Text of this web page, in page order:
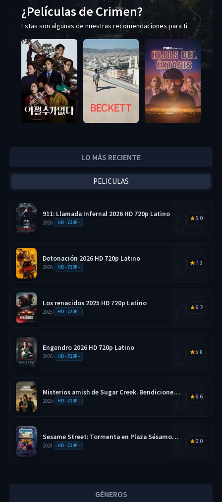
¿Películas de Crimen?
Estas son algunas de nuestras recomendaciones para ti.
LO MÁS RECIENTE
PELICULAS
911: Llamada Infernal 2026 HD 720p Latino
2026• HD - 720P -
5.0
Detonación 2026 HD 720p Latino
2026• HD - 720P -
7.3
Los renacidos 2025 HD 720p Latino
2025• HD - 720P -
6.2
Engendro 2026 HD 720p Latino
2026• HD - 720P -
5.8
Misterios amish de Sugar Creek. Bendiciones
disfrazadas 2025 HD 720p Latino
2025• HD - 720P -
6.6
Sesame Street: Tormenta en Plaza Sésamo
2026 HD 720p Latino
2024• HD - 720P -
0.0
GÉNEROS